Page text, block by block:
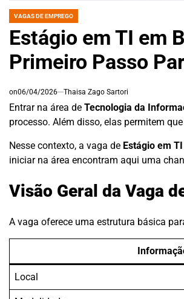
POSTED
VAGAS DE EMPREGO
Estágio em TI em
Primeiro Passo
on06/04/2026 Thaisa Zago Sartori
Entrar na área de Tecnologia da
processo. Além disso, elas permitem
Nesse contexto, a vaga de Estágio em
iniciar na área encontram aqui uma
Visão Geral da Vaga
A vaga oferece uma estrutura básica
Local